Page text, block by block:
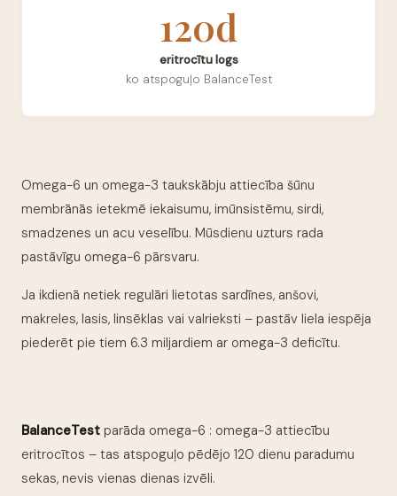
120d
eritrocītu logs
ko atspoguļo BalanceTest
Omega-6 un omega-3 taukskābju attiecība šūnu
membrānās ietekmē iekaisumu, imūnsistēmu, sirdi,
smadzenes un acu veselību. Mūsdienu uzturs rada
pastāvīgu omega-6 pārsvaru.
Ja ikdienā netiek regulāri lietotas sardīnes, anšovi,
makreles, lasis, linsēklas vai valrieksti – pastāv liela iespēja
piederēt pie tiem 6.3 miljardiem ar omega-3 deficītu.
BalanceTest parāda omega-6 : omega-3 attiecību
eritrocītos – tas atspoguļo pēdējo 120 dienu paradumu
sekas, nevis vienas dienas izvēli.